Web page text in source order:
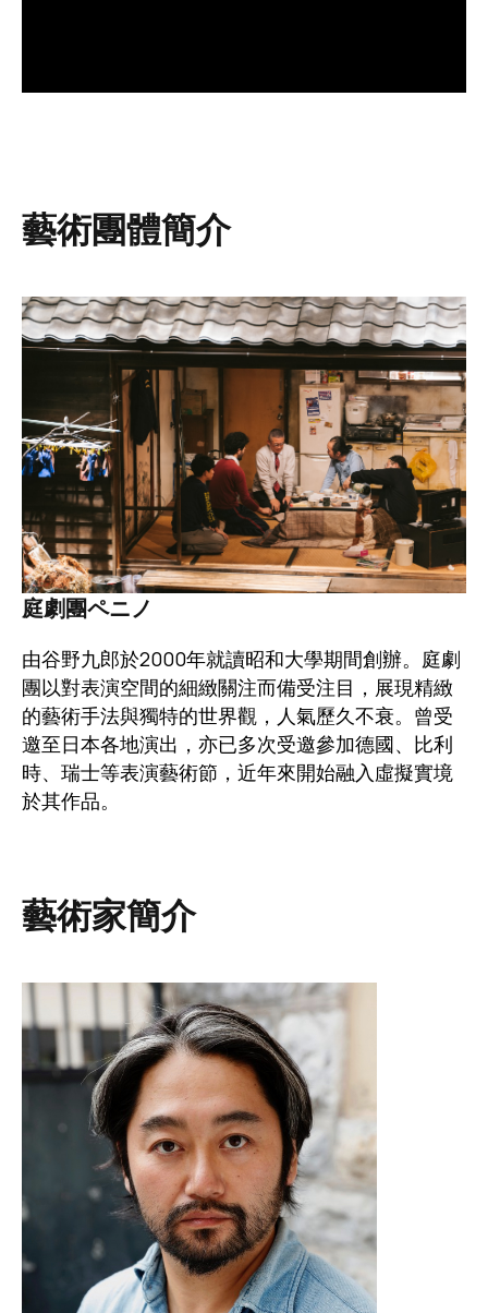
藝術團體簡介
圖片
庭劇團ペニノ
由谷野九郎於2000年就讀昭和大學期間創辦。庭劇
團以對表演空間的細緻關注而備受注目，展現精緻
的藝術手法與獨特的世界觀，人氣歷久不衰。曾受
邀至日本各地演出，亦已多次受邀參加德國、比利
時、瑞士等表演藝術節，近年來開始融入虛擬實境
於其作品。
藝術家簡介
圖片